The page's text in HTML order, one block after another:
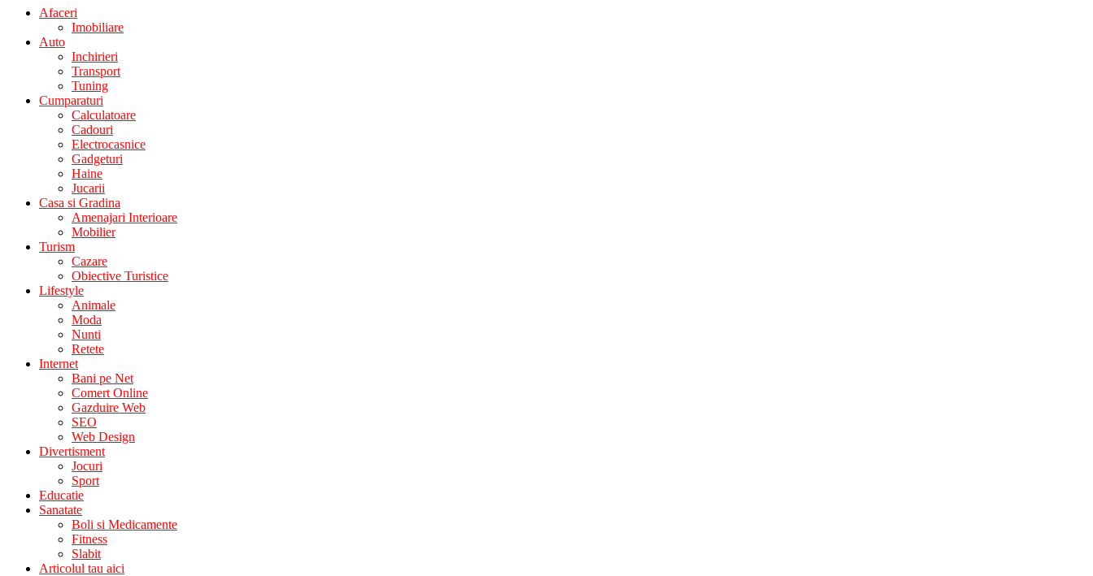
Afaceri
Imobiliare
Auto
Inchirieri
Transport
Tuning
Cumparaturi
Calculatoare
Cadouri
Electrocasnice
Gadgeturi
Haine
Jucarii
Casa si Gradina
Amenajari Interioare
Mobilier
Turism
Cazare
Obiective Turistice
Lifestyle
Animale
Moda
Nunti
Retete
Internet
Bani pe Net
Comert Online
Gazduire Web
SEO
Web Design
Divertisment
Jocuri
Sport
Educatie
Sanatate
Boli si Medicamente
Fitness
Slabit
Articolul tau aici